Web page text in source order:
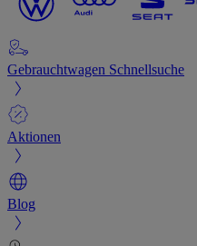
Gebrauchtwagen Schnellsuche
Aktionen
Blog